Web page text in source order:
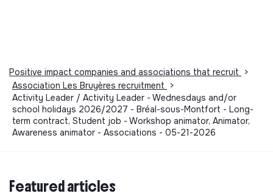
Positive impact companies and associations that recruit
>
Association Les Bruyères recruitment
>
Activity Leader / Activity Leader - Wednesdays and/or
school holidays 2026/2027 - Bréal-sous-Montfort - Long-
term contract, Student job - Workshop animator, Animator,
Awareness animator - Associations - 05-21-2026
Featured articles